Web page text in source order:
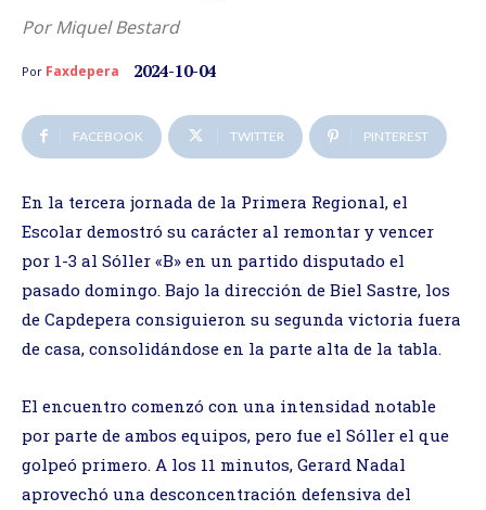
Por Miquel Bestard
Por Faxdepera 2024-10-04
FACEBOOK TWITTER PINTEREST
En la tercera jornada de la Primera Regional, el
Escolar demostró su carácter al remontar y vencer
por 1-3 al Sóller «B» en un partido disputado el
pasado domingo. Bajo la dirección de Biel Sastre, los
de Capdepera consiguieron su segunda victoria fuera
de casa, consolidándose en la parte alta de la tabla.
El encuentro comenzó con una intensidad notable
por parte de ambos equipos, pero fue el Sóller el que
golpeó primero. A los 11 minutos, Gerard Nadal
aprovechó una desconcentración defensiva del